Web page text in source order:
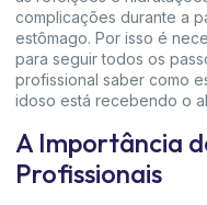
complicações durante a
estômago. Por isso é
para seguir todos os
profissional saber como
idoso está recebendo o
A Importância
Profissionais